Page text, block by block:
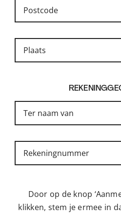
Door op de knop
klikken, stem je ermee in